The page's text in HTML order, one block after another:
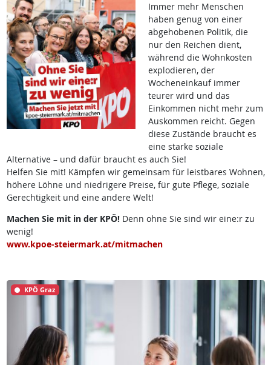
Immer mehr Menschen
haben genug von einer
abgehobenen Politik, die
nur den Reichen dient,
während die Wohnkosten
explodieren, der
Wocheneinkauf immer
teurer wird und das
Einkommen nicht mehr zum
Auskommen reicht. Gegen
diese Zustände braucht es
eine starke soziale
Alternative – und dafür braucht es auch Sie!
Helfen Sie mit! Kämpfen wir gemeinsam für leistbares Wohnen,
höhere Löhne und niedrigere Preise, für gute Pflege, soziale
Gerechtigkeit und eine andere Welt!
Machen Sie mit in der KPÖ! Denn ohne Sie sind wir eine:r zu
wenig!
www.kpoe-steiermark.at/mitmachen
KPÖ Graz